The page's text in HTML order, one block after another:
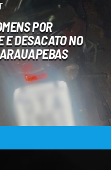
POR
E DESACATO NO